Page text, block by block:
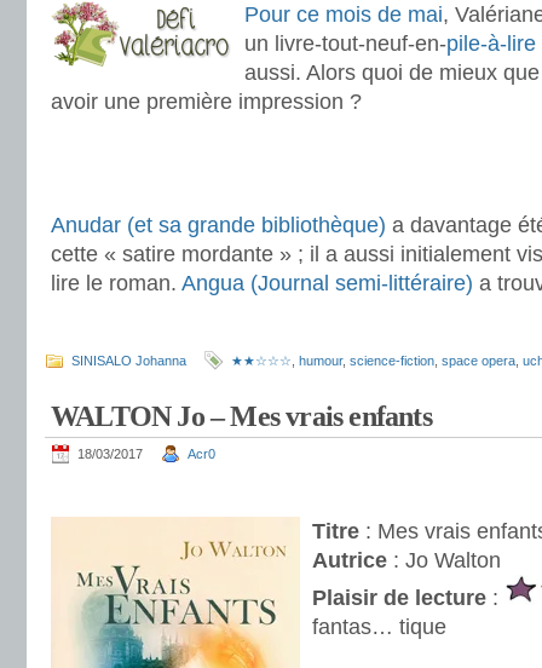
Pour ce mois de mai,
un livre-tout-neuf-en-pile-à-lire
aussi. Alors quoi de mieux
avoir une première impression ?
Anudar (et sa grande bibliothèque) a davantage
cette « satire mordante » ; il a aussi initialement
lire le roman. Angua (Journal semi-littéraire) a
SINISALO Johanna ★★☆☆☆ humour, science-fiction space opera
WALTON Jo – Mes vrais enfants
18/03/2017 Acr0
Titre : Mes vrais
Autrice : Jo Walton
Plaisir de lecture :
fantas… tique